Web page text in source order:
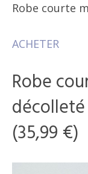
Robe courte
ACHETER
Robe
(35,99 €)